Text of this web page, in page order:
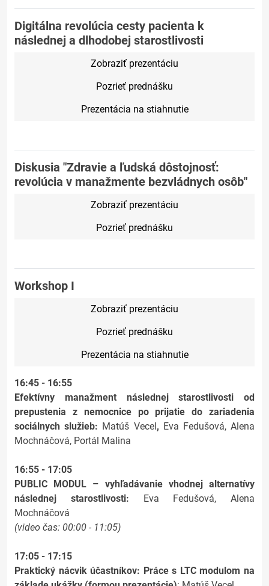
Digitálna revolúcia cesty pacienta k
následnej a dlhodobej starostlivosti
Zobraziť prezentáciu
Pozrieť prednášku
Prezentácia na stiahnutie
Diskusia "Zdravie a ľudská dôstojnosť:
revolúcia v manažmente bezvládnych osôb"
Zobraziť prezentáciu
Pozrieť prednášku
Workshop I
Zobraziť prezentáciu
Pozrieť prednášku
Prezentácia na stiahnutie
16:45 - 16:55
Efektívny manažment následnej starostlivosti od
prepustenia z nemocnice po prijatie do zariadenia
sociálnych služieb: Matúš Vecel, Eva Fedušová, Alena
Mochnáčová, Portál Malina
16:55 - 17:05
PUBLIC MODUL – vyhľadávanie vhodnej alternatívy
následnej starostlivosti: Eva Fedušová, Alena
Mochnáčová
(video čas: 00:00 - 11:05)
17:05 - 17:15
Praktický nácvik účastníkov: Práce s LTC modulom na